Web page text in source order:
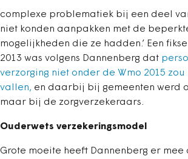
complexe problematiek bij een deel
niet konden aanpakken met de
mogelijkheden die ze hadden.’ Een
2013 was volgens Dannenberg dat
verzorging niet onder de Wmo 2015 zou
vallen, en daarbij bij gemeenten werd
maar bij de zorgverzekeraars.
Ouderwets verzekeringsmodel
Grote moeite heeft Dannenberg er mee